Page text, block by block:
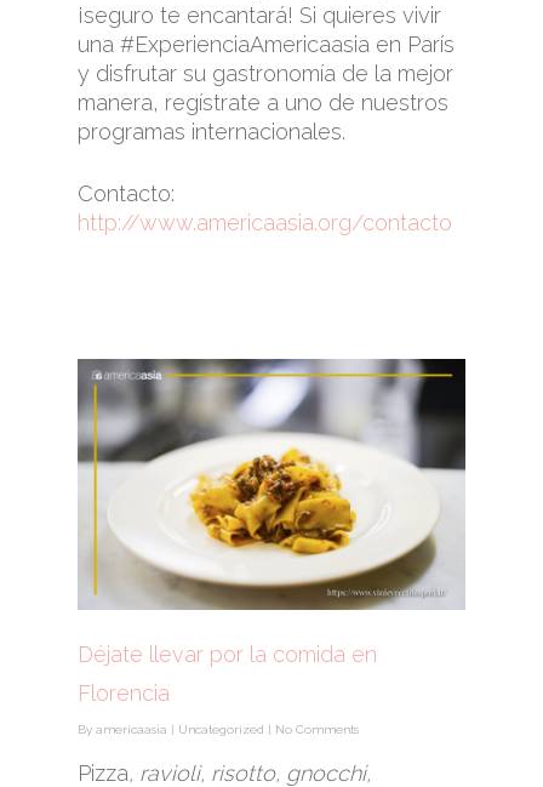
¡seguro te encantará! Si quieres vivir
una #ExperienciaAmericaasia en París
y disfrutar su gastronomía de la mejor
manera, regístrate a uno de nuestros
programas internacionales.
Contacto:
http://www.americaasia.org/contacto
Déjate llevar por la comida en
Florencia
By americaasia | Uncategorized | No Comments
Pizza, ravioli, risotto, gnocchi,